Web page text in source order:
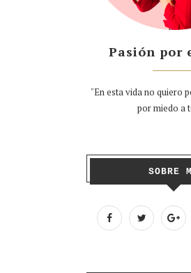
Pasión por
"En esta vida no quiero
por miedo a
SOBRE